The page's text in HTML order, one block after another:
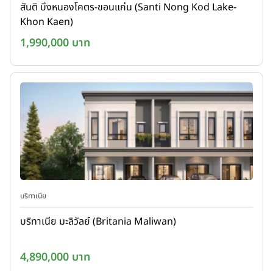
สันติ บึงหนองโคตร-ขอนแก่น (Santi Nong Kod Lake-
Khon Kaen)
1,990,000 บาท
บริทาเนีย
บริทาเนีย มะลิวัลย์ (Britania Maliwan)
4,890,000 บาท